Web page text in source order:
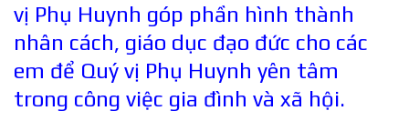
vị Phụ Huynh góp phần hình thành
nhân cách, giáo dục đạo đức cho các
em để Quý vị Phụ Huynh yên tâm
trong công việc gia đình và xã hội.